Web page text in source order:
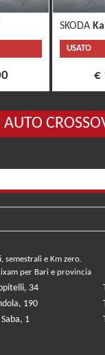
SKODA
USATO
€
AUTO
e Km zero.
per Bari e provincia
34
190
1